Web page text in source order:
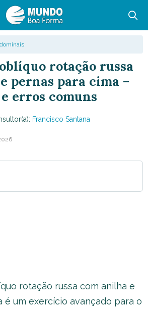
rotação russa
pernas para cima –
erros comuns
Francisco Santana
rotação russa com anilha e
é um exercício avançado para o